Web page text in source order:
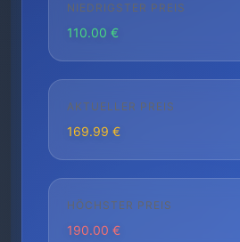
NIEDRIGSTER PREIS
110.00 €
AKTUELLER PREIS
169.99 €
HÖCHSTER PREIS
190.00 €